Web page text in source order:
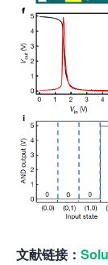
文献链接：